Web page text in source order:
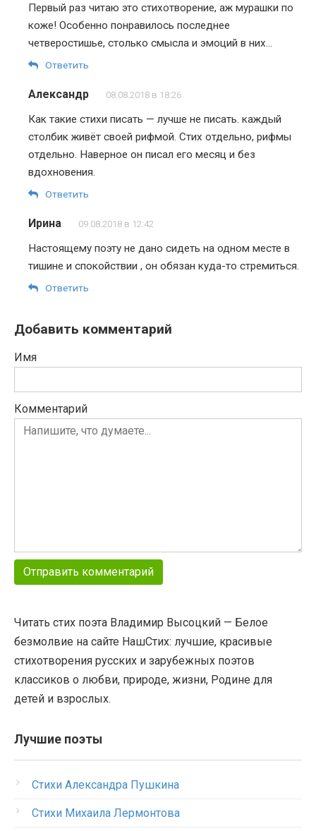
Первый раз читаю это стихотворение, аж мурашки по
коже! Особенно понравилось последнее
четверостишье, столько смысла и эмоций в них…
Ответить
Александр 08.08.2018 в 18:26
Как такие стихи писать — лучше не писать. каждый
столбик живёт своей рифмой. Стих отдельно, рифмы
отдельно. Наверное он писал его месяц и без
вдохновения.
Ответить
Ирина 09.08.2018 в 12:42
Настоящему поэту не дано сидеть на одном месте в
тишине и спокойствии , он обязан куда-то стремиться.
Ответить
Добавить комментарий
Имя
Комментарий
Читать стих поэта Владимир Высоцкий — Белое
безмолвие на сайте НашСтих: лучшие, красивые
стихотворения русских и зарубежных поэтов
классиков о любви, природе, жизни, Родине для
детей и взрослых.
Лучшие поэты
Стихи Александра Пушкина
Стихи Михаила Лермонтова